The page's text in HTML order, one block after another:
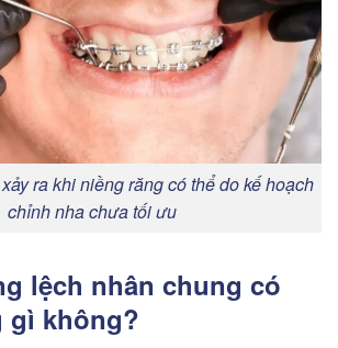
ra khi niềng răng có thể do kế hoạch
chỉnh nha chưa tối ưu
lệch nhân chung có
gì không?